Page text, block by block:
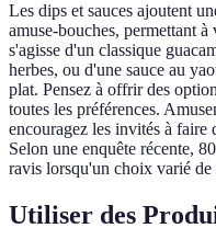
Les dips et sauces ajoutent
amuse-bouches, permettant
s'agisse d'un classique
herbes, ou d'une sauce au
plat. Pensez à offrir des
toutes les préférences.
encouragez les invités à faire
Selon une enquête récente,
ravis lorsqu'un choix varié de
Utiliser des